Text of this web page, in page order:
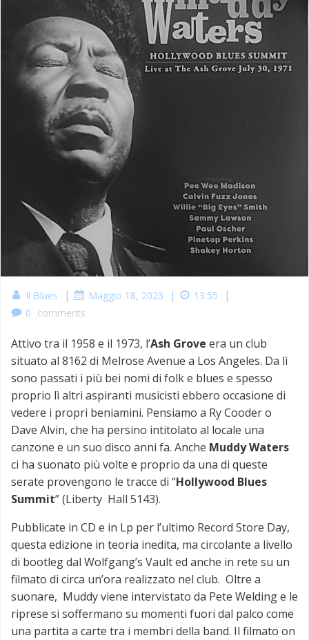
Il Blues | Maggio 18, 2023 | 13:55 |
0 comments
Attivo tra il 1958 e il 1973, l’Ash Grove era un club
situato al 8162 di Melrose Avenue a Los Angeles. Da lì
sono passati i più bei nomi di folk e blues e spesso
proprio lì altri aspiranti musicisti ebbero occasione di
vedere i propri beniamini. Pensiamo a Ry Cooder o
Dave Alvin, che ha persino intitolato al locale una
canzone e un suo disco anni fa. Anche Muddy Waters
ci ha suonato più volte e proprio da una di queste
serate provengono le tracce di “Hollywood Blues
Summit” (Liberty Hall 5143).
Pubblicate in CD e in Lp per l’ultimo Record Store Day,
questa edizione in teoria inedita, ma circolante a livello
di bootleg dal Wolfgang’s Vault ed anche in rete su un
filmato di circa un’ora realizzato nel club. Oltre a
suonare, Muddy viene intervistato da Pete Welding e le
riprese si soffermano su momenti fuori dal palco come
una partita a carte tra i membri della band. Il filmato on